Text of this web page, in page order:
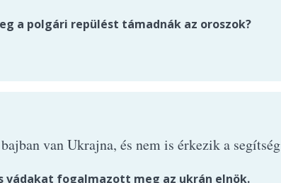
a polgári repülést támadnák az oroszok?
van Ukrajna, és nem is érkezik a segítség
vádakat fogalmazott meg az ukrán elnök.